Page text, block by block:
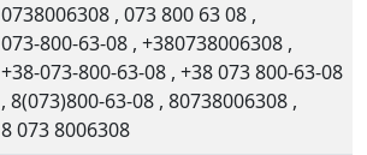
0738006308 , 073 800 63 08 ,
073-800-63-08 , +380738006308 ,
+38-073-800-63-08 , +38 073 800-63-08
, 8(073)800-63-08 , 80738006308 ,
8 073 8006308